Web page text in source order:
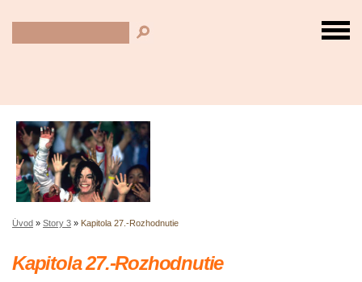
Úvod » Story 3 » Kapitola 27.-Rozhodnutie
Kapitola 27.-Rozhodnutie